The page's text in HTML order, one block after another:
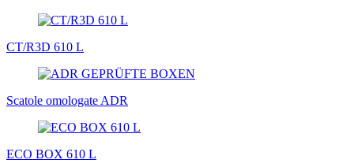
CT/R3D 610 L
Scatole omologate ADR
ECO BOX 610 L